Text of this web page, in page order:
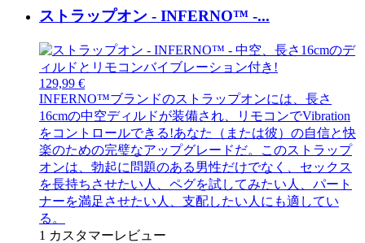
ストラップオン - INFERNO™ -...
129,99 €
INFERNO™ブランドのストラップオンには、長さ
16cmの中空ディルドが装備され、リモコンでVibration
をコントロールできる!あなた（または彼）の自信と快
楽のための完璧なアップグレードだ。このストラップ
オンは、勃起に問題のある男性だけでなく、セックス
を長持ちさせたい人、ペグを試してみたい人、パート
ナーを満足させたい人、支配したい人にも適してい
る。
1 カスタマーレビュー